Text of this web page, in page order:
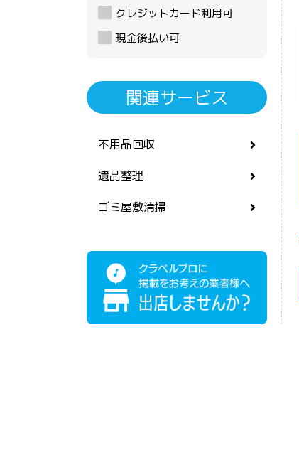
クレジットカード利用可
現金後払い可
関連サービス
不用品回収
遺品整理
ゴミ屋敷清掃